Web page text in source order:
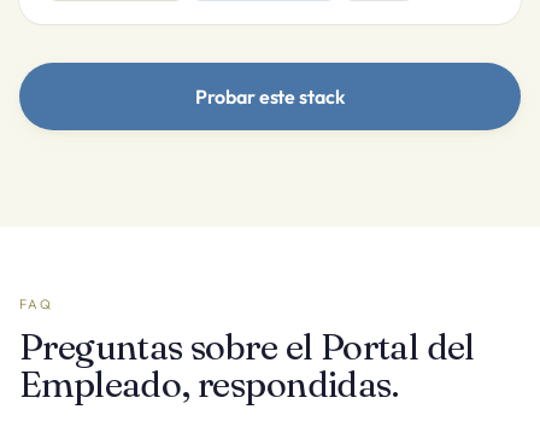
Probar este stack
FAQ
Preguntas sobre el Portal del
Empleado, respondidas.